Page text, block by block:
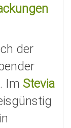
der
Im Stevia